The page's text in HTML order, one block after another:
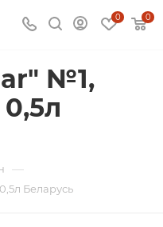
0 0
№1,
—
Беларусь